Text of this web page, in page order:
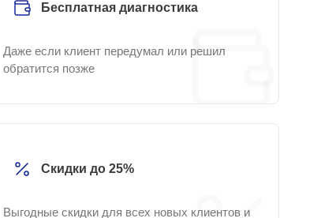
Бесплатная диагностика
Даже если клиент передумал или решил
обратится позже
Скидки до 25%
Выгодные скидки для всех новых клиентов и